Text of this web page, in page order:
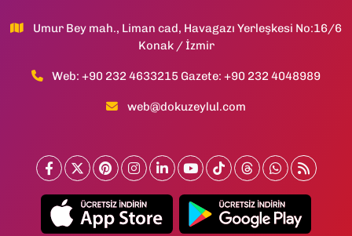
Umur Bey mah., Liman cad, Havagazı Yerleşkesi No:16/6
Konak / İzmir
Web: +90 232 4633215 Gazete: +90 232 4048989
web@dokuzeylul.com